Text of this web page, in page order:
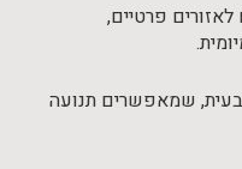
לאזורים פרטיים,
שמאפשרים תנועה